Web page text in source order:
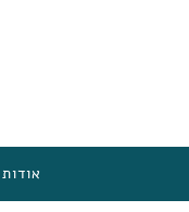
אודות